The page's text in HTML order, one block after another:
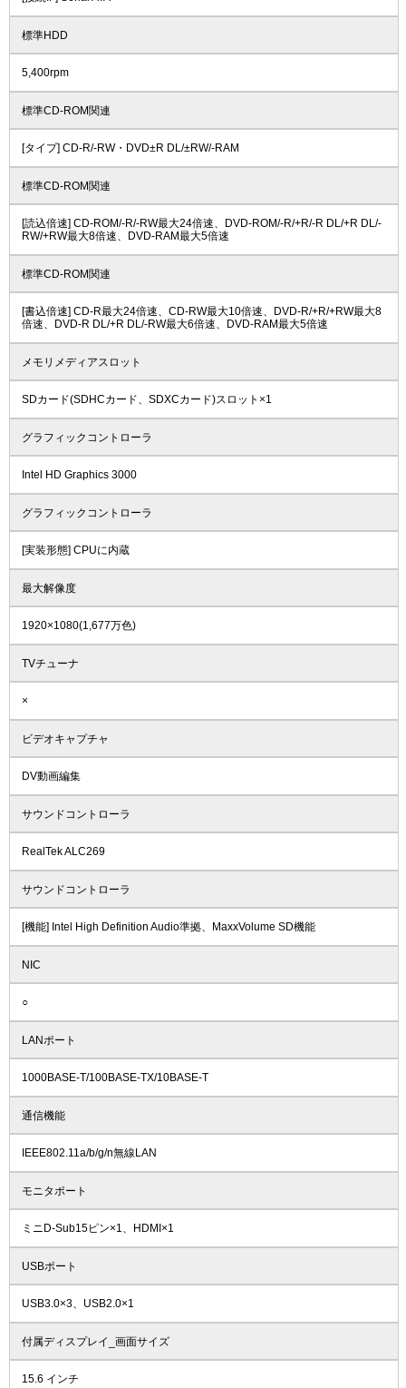
標準HDD
5,400rpm
標準CD-ROM関連
[タイプ] CD-R/-RW・DVD±R DL/±RW/-RAM
標準CD-ROM関連
[読込倍速] CD-ROM/-R/-RW最大24倍速、DVD-ROM/-R/+R/-R DL/+R DL/-
RW/+RW最大8倍速、DVD-RAM最大5倍速
標準CD-ROM関連
[書込倍速] CD-R最大24倍速、CD-RW最大10倍速、DVD-R/+R/+RW最大8
倍速、DVD-R DL/+R DL/-RW最大6倍速、DVD-RAM最大5倍速
メモリメディアスロット
SDカード(SDHCカード、SDXCカード)スロット×1
グラフィックコントローラ
Intel HD Graphics 3000
グラフィックコントローラ
[実装形態] CPUに内蔵
最大解像度
1920×1080(1,677万色)
TVチューナ
×
ビデオキャプチャ
DV動画編集
サウンドコントローラ
RealTek ALC269
サウンドコントローラ
[機能] Intel High Definition Audio準拠、MaxxVolume SD機能
NIC
○
LANポート
1000BASE-T/100BASE-TX/10BASE-T
通信機能
IEEE802.11a/b/g/n無線LAN
モニタポート
ミニD-Sub15ピン×1、HDMI×1
USBポート
USB3.0×3、USB2.0×1
付属ディスプレイ_画面サイズ
15.6 インチ